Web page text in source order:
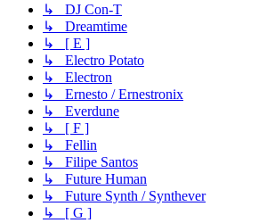
↳ DJ Con-T
↳ Dreamtime
↳ [ E ]
↳ Electro Potato
↳ Electron
↳ Ernesto / Ernestronix
↳ Everdune
↳ [ F ]
↳ Fellin
↳ Filipe Santos
↳ Future Human
↳ Future Synth / Synthever
↳ [ G ]